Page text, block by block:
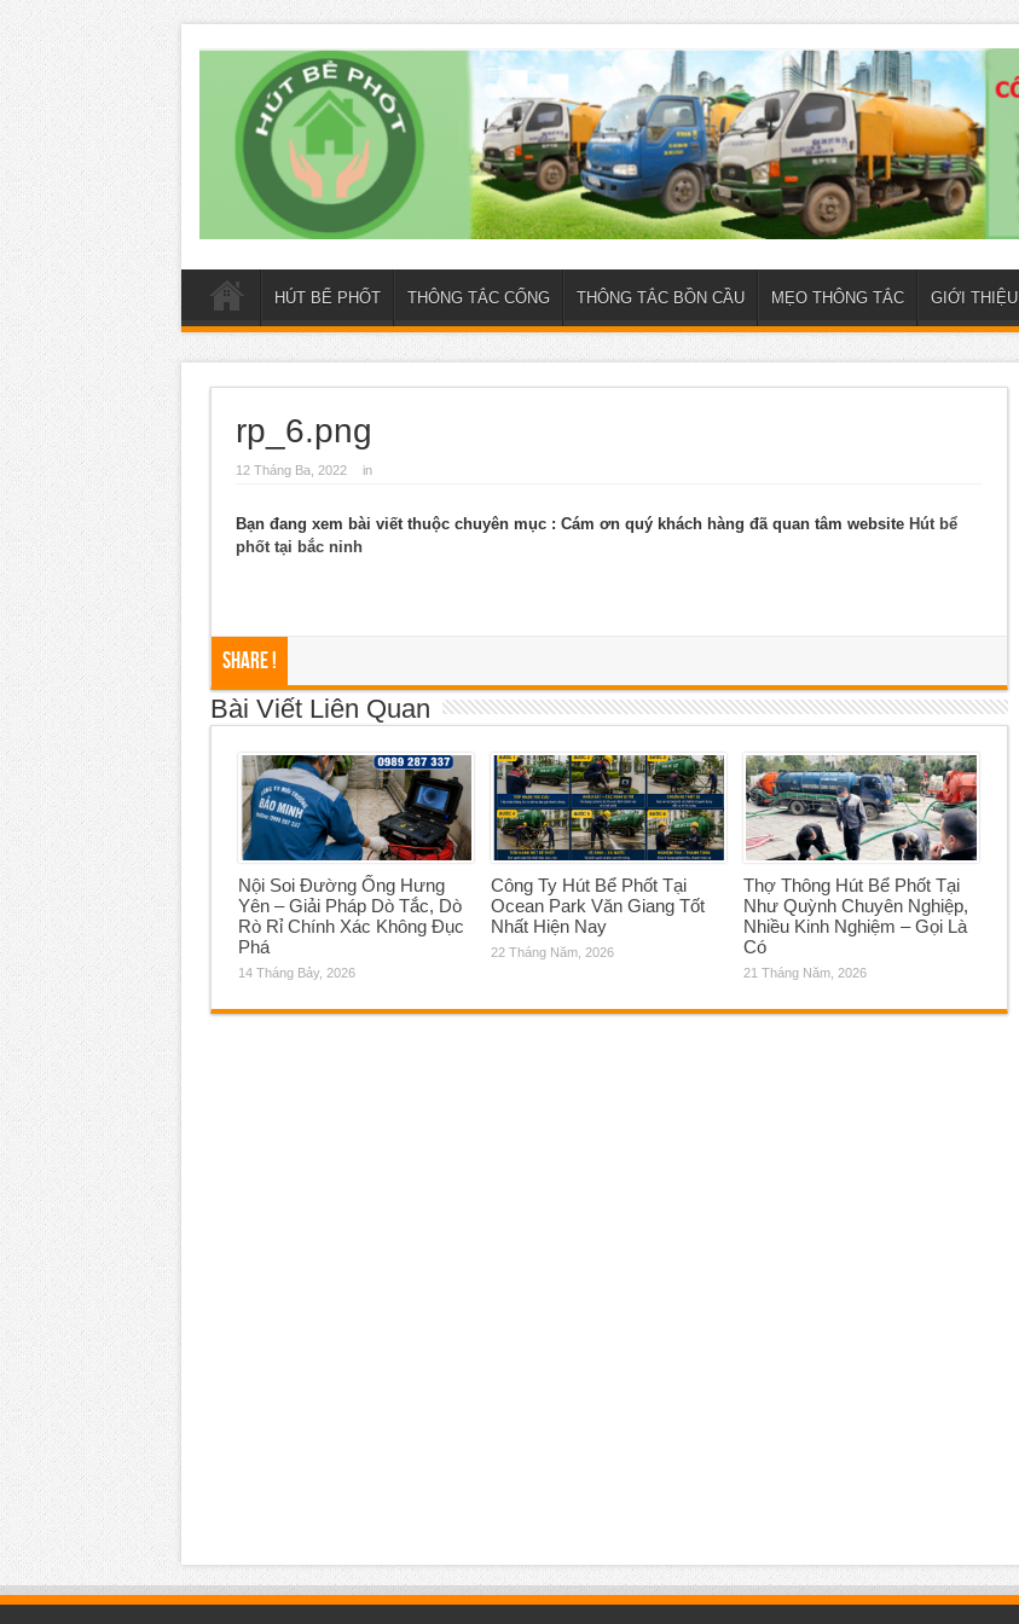
HÚT BỂ PHỐT THÔNG TẮC CỐNG THÔNG TẮC BỒN CẦU MẸO THÔNG TẮC GIỚI THIỆU
rp_6.png
12 Tháng Ba, 2022 in
Bạn đang xem bài viết thuộc chuyên mục : Cám ơn quý khách hàng đã quan tâm website Hút bể
phốt tại bắc ninh
Share !
Bài Viết Liên Quan
Nội Soi Đường Ống Hưng
Yên – Giải Pháp Dò Tắc, Dò
Rò Rỉ Chính Xác Không Đục
Phá
14 Tháng Bảy, 2026
Công Ty Hút Bể Phốt Tại
Ocean Park Văn Giang Tốt
Nhất Hiện Nay
22 Tháng Năm, 2026
Thợ Thông Hút Bể Phốt Tại
Như Quỳnh Chuyên Nghiệp,
Nhiều Kinh Nghiệm – Gọi Là
Có
21 Tháng Năm, 2026